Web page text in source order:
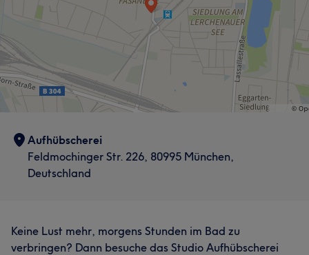
Aufhübscherei
Feldmochinger Str. 226, 80995 München,
Deutschland
Keine Lust mehr, morgens Stunden im Bad zu
verbringen? Dann besuche das Studio Aufhübscherei